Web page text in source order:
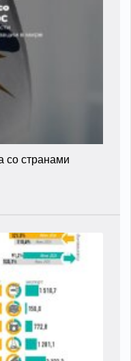
со странами